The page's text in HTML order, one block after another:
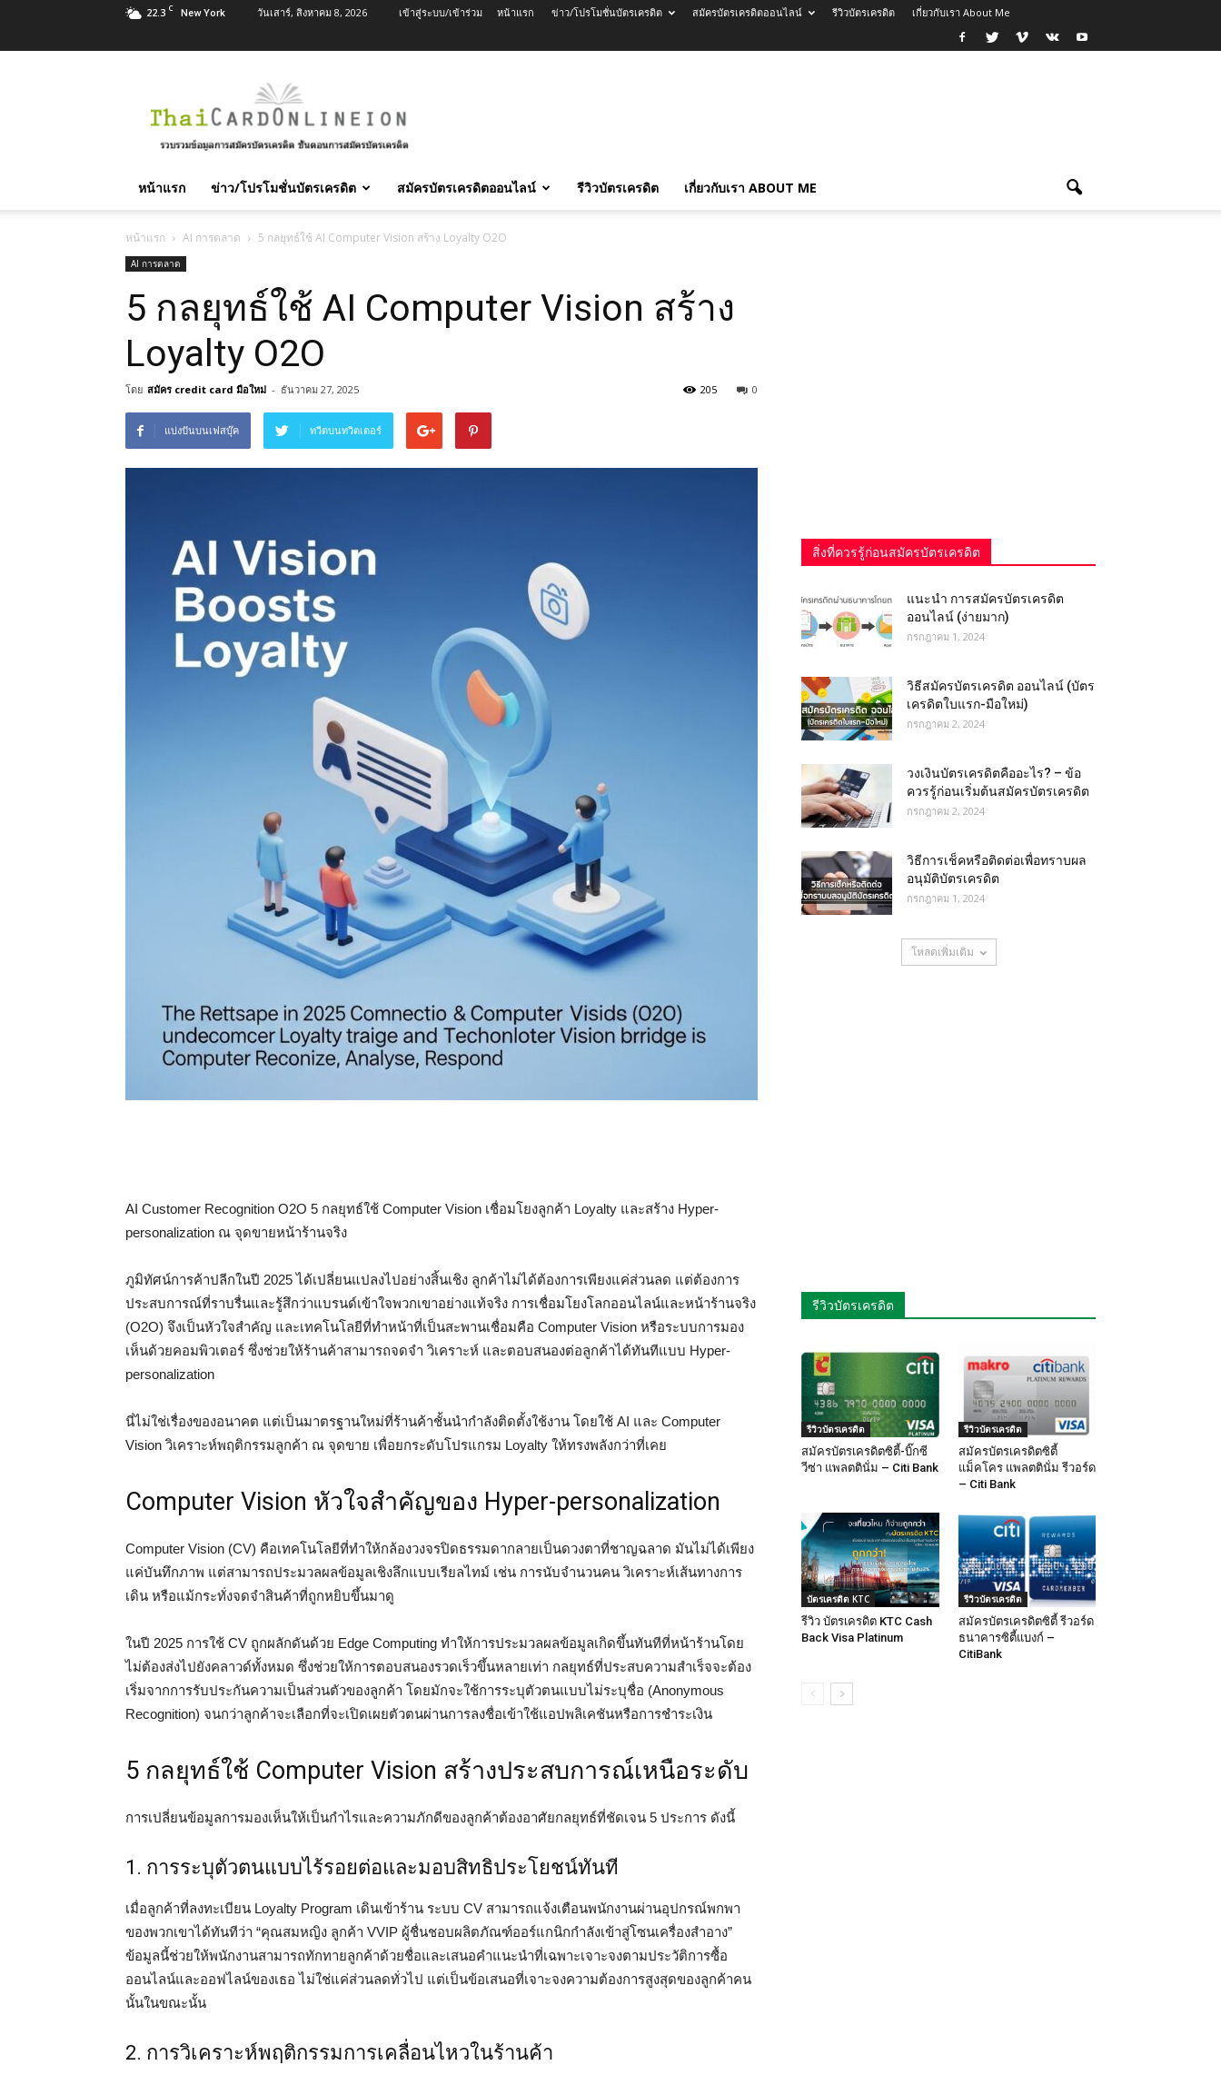
22.3 C New York วันเสาร์, สิงหาคม 8, 2026 เข้าสู่ระบบ/เข้าร่วม หน้าแรก ข่าว/โปรโมชั่นบัตรเครดิต สมัครบัตรเครดิตออนไลน์ รีวิวบัตรเครดิต เกี่ยวกับเรา About Me
เครดิต
บัตร
เงินสด
เชื่อ
บุคคล
ทุก
อนุมัติ
บริการ
ฟรี
หน้าแรก ข่าว/โปรโมชั่นบัตรเครดิต สมัครบัตรเครดิตออนไลน์ รีวิวบัตรเครดิต เกี่ยวกับเรา ABOUT ME
หน้าแรก AI การตลาด 5 กลยุทธ์ใช้ AI Computer Vision สร้าง Loyalty O2O
AI การตลาด
5 กลยุทธ์ใช้ AI Computer Vision สร้าง
Loyalty O2O
โดย สมัคร credit card มือใหม่ - ธันวาคม 27, 2025 0
205
แบ่งปันบนเฟสบุ๊ค ทวีตบนทวิตเตอร์
AI Customer Recognition O2O 5 กลยุทธ์ใช้ Computer Vision เชื่อมโยงลูกค้า Loyalty และสร้าง Hyper-
personalization ณ จุดขายหน้าร้านจริง
ภูมิทัศน์การค้าปลีกในปี 2025 ได้เปลี่ยนแปลงไปอย่างสิ้นเชิง ลูกค้าไม่ได้ต้องการเพียงแค่ส่วนลด แต่ต้องการ
ประสบการณ์ที่ราบรื่นและรู้สึกว่าแบรนด์เข้าใจพวกเขาอย่างแท้จริง การเชื่อมโยงโลกออนไลน์และหน้าร้านจริง
(O2O) จึงเป็นหัวใจสำคัญ และเทคโนโลยีที่ทำหน้าที่เป็นสะพานเชื่อมคือ Computer Vision หรือระบบการมอง
เห็นด้วยคอมพิวเตอร์ ซึ่งช่วยให้ร้านค้าสามารถจดจำ วิเคราะห์ และตอบสนองต่อลูกค้าได้ทันทีแบบ Hyper-
personalization
นี่ไม่ใช่เรื่องของอนาคต แต่เป็นมาตรฐานใหม่ที่ร้านค้าชั้นนำกำลังติดตั้งใช้งาน โดยใช้ AI และ Computer
Vision วิเคราะห์พฤติกรรมลูกค้า ณ จุดขาย เพื่อยกระดับโปรแกรม Loyalty ให้ทรงพลังกว่าที่เคย
Computer Vision หัวใจสำคัญของ Hyper-personalization
Computer Vision (CV) คือเทคโนโลยีที่ทำให้กล้องวงจรปิดธรรมดากลายเป็นดวงตาที่ชาญฉลาด มันไม่ได้เพียง
แค่บันทึกภาพ แต่สามารถประมวลผลข้อมูลเชิงลึกแบบเรียลไทม์ เช่น การนับจำนวนคน วิเคราะห์เส้นทางการ
เดิน หรือแม้กระทั่งจดจำสินค้าที่ถูกหยิบขึ้นมาดู
ในปี 2025 การใช้ CV ถูกผลักดันด้วย Edge Computing ทำให้การประมวลผลข้อมูลเกิดขึ้นทันทีที่หน้าร้านโดย
ไม่ต้องส่งไปยังคลาวด์ทั้งหมด ซึ่งช่วยให้การตอบสนองรวดเร็วขึ้นหลายเท่า กลยุทธ์ที่ประสบความสำเร็จจะต้อง
เริ่มจากการรับประกันความเป็นส่วนตัวของลูกค้า โดยมักจะใช้การระบุตัวตนแบบไม่ระบุชื่อ (Anonymous
Recognition) จนกว่าลูกค้าจะเลือกที่จะเปิดเผยตัวตนผ่านการลงชื่อเข้าใช้แอปพลิเคชันหรือการชำระเงิน
5 กลยุทธ์ใช้ Computer Vision สร้างประสบการณ์เหนือระดับ
การเปลี่ยนข้อมูลการมองเห็นให้เป็นกำไรและความภักดีของลูกค้าต้องอาศัยกลยุทธ์ที่ชัดเจน 5 ประการ ดังนี้
1. การระบุตัวตนแบบไร้รอยต่อและมอบสิทธิประโยชน์ทันที
เมื่อลูกค้าที่ลงทะเบียน Loyalty Program เดินเข้าร้าน ระบบ CV สามารถแจ้งเตือนพนักงานผ่านอุปกรณ์พกพา
ของพวกเขาได้ทันทีว่า “คุณสมหญิง ลูกค้า VVIP ผู้ชื่นชอบผลิตภัณฑ์ออร์แกนิกกำลังเข้าสู่โซนเครื่องสำอาง”
ข้อมูลนี้ช่วยให้พนักงานสามารถทักทายลูกค้าด้วยชื่อและเสนอคำแนะนำที่เฉพาะเจาะจงตามประวัติการซื้อ
ออนไลน์และออฟไลน์ของเธอ ไม่ใช่แค่ส่วนลดทั่วไป แต่เป็นข้อเสนอที่เจาะจงความต้องการสูงสุดของลูกค้าคน
นั้นในขณะนั้น
2. การวิเคราะห์พฤติกรรมการเคลื่อนไหวในร้านค้า
สิ่งที่ควรรู้ก่อนสมัครบัตรเครดิต
แนะนำ การสมัครบัตรเครดิต
ออนไลน์ (ง่ายมาก)
กรกฎาคม 1, 2024
วิธีสมัครบัตรเครดิต ออนไลน์ (บัตร
เครดิตใบแรก-มือใหม่)
กรกฎาคม 2, 2024
วงเงินบัตรเครดิตคืออะไร? – ข้อ
ควรรู้ก่อนเริ่มต้นสมัครบัตรเครดิต
กรกฎาคม 2, 2024
วิธีการเช็คหรือติดต่อเพื่อทราบผล
อนุมัติบัตรเครดิต
กรกฎาคม 1, 2024
โหลดเพิ่มเติม
รีวิวบัตรเครดิต
รีวิวบัตรเครดิต
สมัครบัตรเครดิตซิตี้-บิ๊กซี
วีซ่า แพลตตินั่ม – Citi Bank
รีวิวบัตรเครดิต
สมัครบัตรเครดิตซิตี้
แม็คโคร แพลตตินั่ม รีวอร์ด
– Citi Bank
บัตรเครดิต KTC
รีวิว บัตรเครดิต KTC Cash
Back Visa Platinum
รีวิวบัตรเครดิต
สมัครบัตรเครดิตซิตี้ รีวอร์ด
ธนาคารซิตี้แบงก์ –
CitiBank